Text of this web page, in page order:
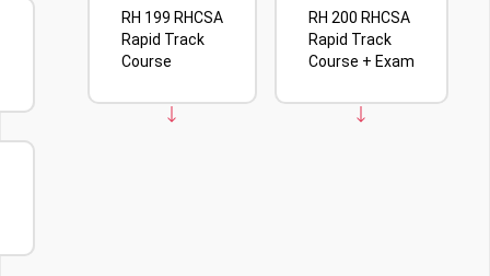
RH 199 RHCSA
Rapid Track
Course
RH 200 RHCSA
Rapid Track
Course + Exam